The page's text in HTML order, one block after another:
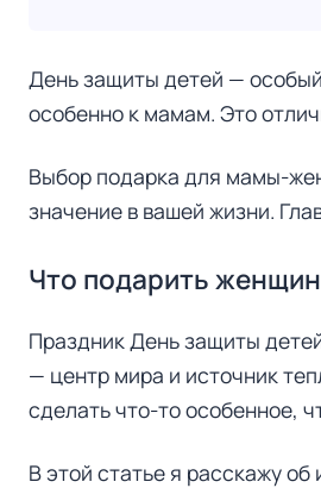
День защиты детей —
особенно к мамам. Это
Выбор подарка для мамы-
значение в вашей жизни.
Что подарить
Праздник День защиты
— центр мира и источник
сделать что-то особенное,
В этой статье я расскажу